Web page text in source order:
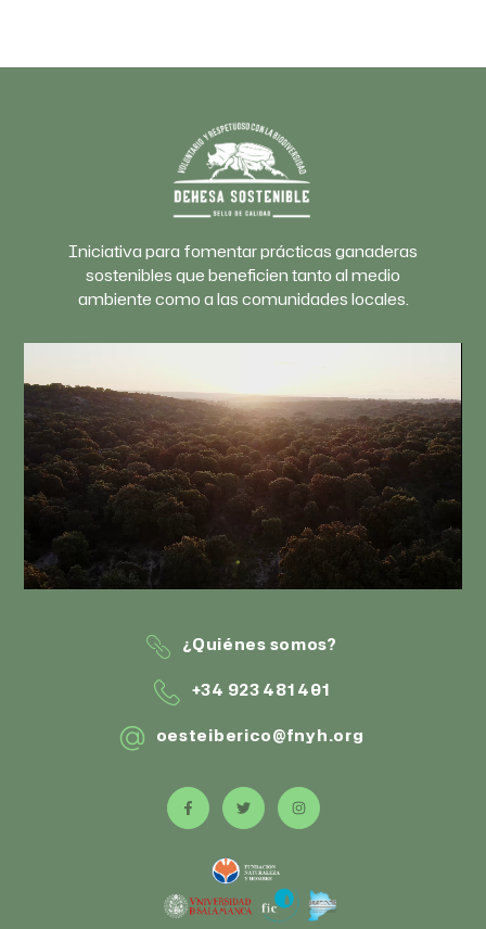
Iniciativa para fomentar prácticas ganaderas
sostenibles que beneficien tanto al medio
ambiente como a las comunidades locales.
¿Quiénes somos?
+34 923 481 401
oesteiberico@fnyh.org